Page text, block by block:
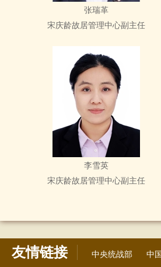
张瑞革
宋庆龄故居管理中心副主任
李雪英
宋庆龄故居管理中心副主任
友情链接 中央统战部 中